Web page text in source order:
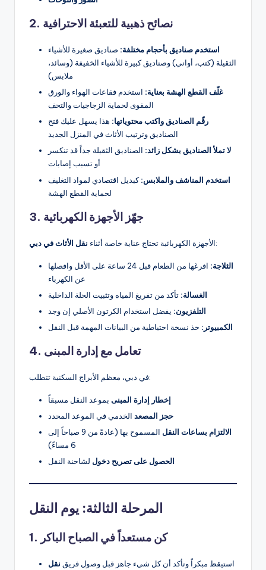
2. نصائح ذهبية للتعبئة الاحترافية
استخدم صناديق بأحجام مختلفة: صناديق صغيرة للأشياء
الثقيلة (كتب، أواني) وصناديق كبيرة للأشياء الخفيفة (وسائد،
ملابس)
غلّف القطع الهشة بعناية: استخدم فقاعات الهواء والورق
المقوى لحماية الزجاجيات والتحف
رقّم الصناديق واكتب محتوياتها: هذا يسهل عليك فتح
الصناديق وترتيب الأثاث في المنزل الجديد
لا تملأ الصناديق بشكل زائد: الصناديق الثقيلة جداً قد تنكسر
أو تسبب إصابات
استخدم المناشف والملابس:كبديل اقتصادي لمواد التغليف
لحماية القطع الهشة
3. جهّز الأجهزة الكهربائية
الأجهزة الكهربائية تحتاج عناية خاصة أثناء نقل الأثاث في دبي :
الثلاجة:
افرغها من الطعام قبل 24 ساعة على الأقل وافصلها
عن الكهرباء
الغسالة: تأكد من تفريغ المياه وتثبيت الحلة الداخلية
التلفزيون: يفضل استخدام الكرتون الأصلي إن وجد
الكمبيوتر: خذ نسخة احتياطية من البيانات المهمة قبل النقل
4. تعامل مع إدارة المبنى
في دبي، معظم الأبراج السكنية تتطلب:
إخطار إدارة المبنى بموعد النقل مسبقاً
حجز المصعد الخدمي في الموعد المحدد
الالتزام بساعات النقل
المسموح بها (عادةً من 9 صباحاً إلى
6 مساءً)
الحصول على تصريح دخول لشاحنة النقل
المرحلة الثالثة: يوم النقل
1. كن مستعداً في الصباح الباكر
استيقظ مبكراً وتأكد أن كل شيء جاهز قبل وصول فريق نقل